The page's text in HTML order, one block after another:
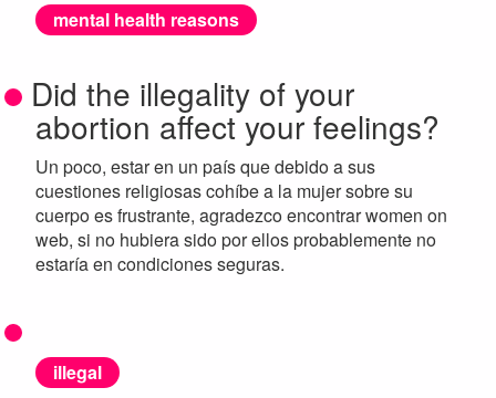
mental health reasons
Did the illegality of your
abortion affect your feelings?
Un poco, estar en un país que debido a sus
cuestiones religiosas cohíbe a la mujer sobre su
cuerpo es frustrante, agradezco encontrar women on
web, si no hubiera sido por ellos probablemente no
estaría en condiciones seguras.
illegal